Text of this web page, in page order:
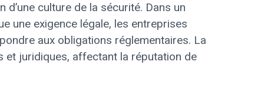
culture de la sécurité. Dans un
une exigence légale, les entreprises
aux obligations réglementaires. La
juridiques, affectant la réputation de